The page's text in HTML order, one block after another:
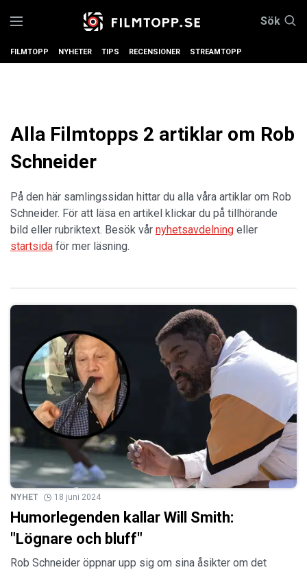
Sök
FILMTOPP NYHETER TIPS RECENSIONER STREAMTOPP
Alla Filmtopps 2 artiklar om Rob
Schneider
På den här samlingssidan hittar du alla våra artiklar om Rob
Schneider. För att läsa en artikel klickar du på tillhörande
bild eller rubriktext. Besök vår nyhetsavdelning eller
startsida för mer läsning.
NYHET 18 juni 2024
Humorlegenden kallar Will Smith:
"Lögnare och bluff"
Rob Schneider öppnar upp sig om sina åsikter om det